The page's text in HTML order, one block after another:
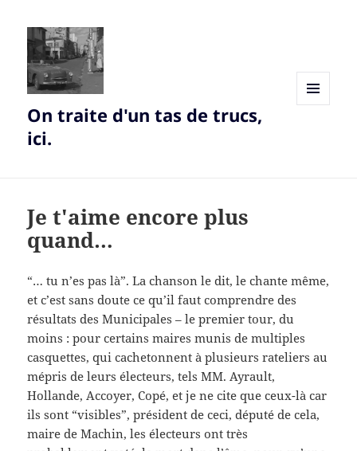
On traite d'un tas de trucs,
ici.
Je t'aime encore plus
quand…
“… tu n’es pas là”. La chanson le dit, le chante même,
et c’est sans doute ce qu’il faut comprendre des
résultats des Municipales – le premier tour, du
moins : pour certains maires munis de multiples
casquettes, qui cachetonnent à plusieurs rateliers au
mépris de leurs électeurs, tels MM. Ayrault,
Hollande, Accoyer, Copé, et je ne cite que ceux-là car
ils sont “visibles”, président de ceci, député de cela,
maire de Machin, les électeurs ont très